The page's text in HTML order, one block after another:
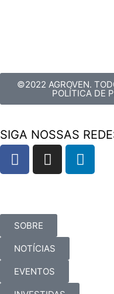
©2022 AGROVEN.
POLÍTICA DE
SIGA NOSSAS
SOBRE
NOTÍCIAS
EVENTOS